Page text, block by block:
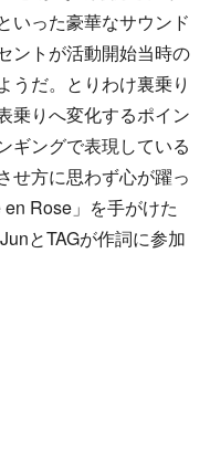
いった豪華なサウンド
ントが活動開始当時の
うだ。とりわけ裏乗り
乗りへ変化するポイン
ギングで表現している
せ方に思わず心が躍っ
Rose」を手がけた
とTAGが作詞に参加